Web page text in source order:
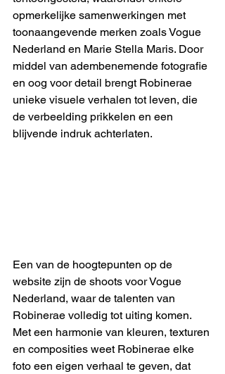
opmerkelijke samenwerkingen met
toonaangevende merken zoals Vogue
Nederland en Marie Stella Maris. Door
middel van adembenemende fotografie
en oog voor detail brengt Robinerae
unieke visuele verhalen tot leven, die
de verbeelding prikkelen en een
blijvende indruk achterlaten.
Een van de hoogtepunten op de
website zijn de shoots voor Vogue
Nederland, waar de talenten van
Robinerae volledig tot uiting komen.
Met een harmonie van kleuren, texturen
en composities weet Robinerae elke
foto een eigen verhaal te geven, dat